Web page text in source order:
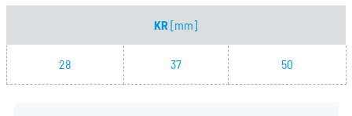
KR[mm]
28 37 50